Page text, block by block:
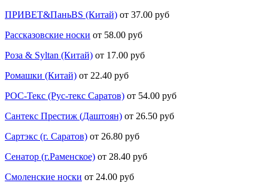
ПРИВЕТ&ПаньBS (Китай) от 37.00 руб
Рассказовские носки от 58.00 руб
Роза & Syltan (Китай) от 17.00 руб
Ромашки (Китай) от 22.40 руб
РОС-Текс (Рус-текс Саратов) от 54.00 руб
Сантекс Престиж (Даштоян) от 26.50 руб
Сартэкс (г. Саратов) от 26.80 руб
Сенатор (г.Раменское) от 28.40 руб
Смоленские носки от 24.00 руб